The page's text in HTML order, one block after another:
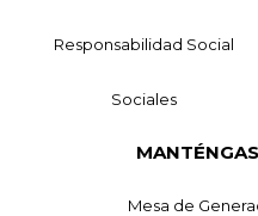
Responsabilidad Social
Sociales
Mesa de